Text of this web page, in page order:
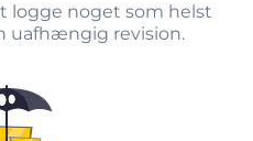
logge noget som helst
uafhængig revision.